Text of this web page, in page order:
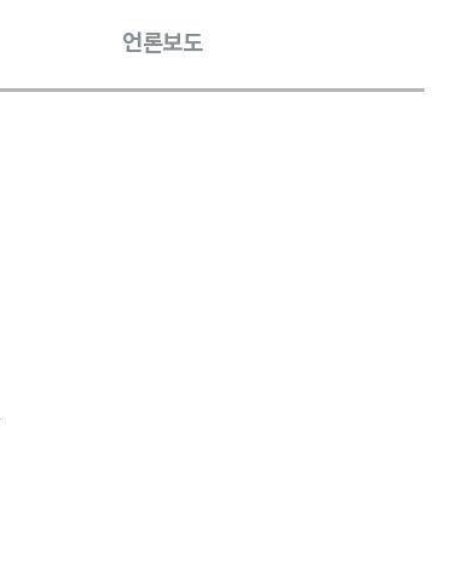
언론보도